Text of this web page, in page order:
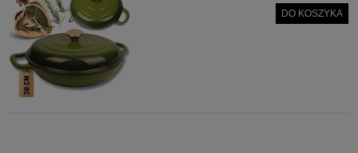
DO KOSZYKA